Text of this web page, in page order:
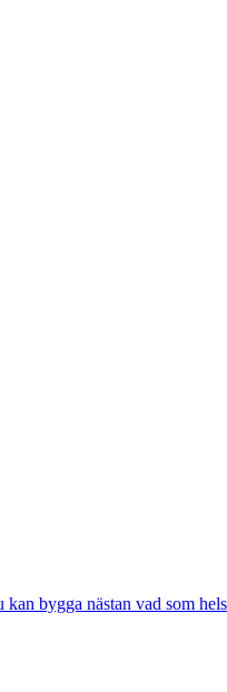
bygga nästan vad som